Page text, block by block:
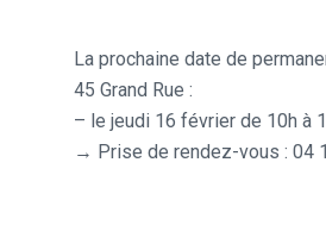
La prochaine date de
45 Grand Rue :
– le jeudi 16 février de 10h à
→ Prise de rendez-vous : 04